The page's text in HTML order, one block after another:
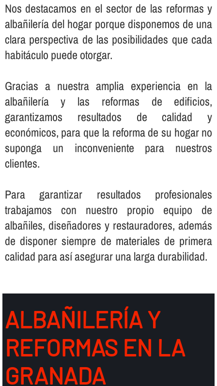
Nos destacamos en el sector de las reformas y
albañilerí­a del hogar porque disponemos de una
clara perspectiva de las posibilidades que cada
habitáculo puede otorgar.
Gracias a nuestra amplia experiencia en la
albañilerí­a y las reformas de edificios,
garantizamos resultados de calidad y
económicos, para que la reforma de su hogar no
suponga un inconveniente para nuestros
clientes.
Para garantizar resultados profesionales
trabajamos con nuestro propio equipo de
albañiles, diseñadores y restauradores, además
de disponer siempre de materiales de primera
calidad para así­ asegurar una larga durabilidad.
ALBAÑILERÍ­A Y
REFORMAS EN LA
GRANADA